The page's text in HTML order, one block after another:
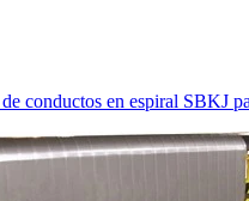
conductos en espiral SBKJ